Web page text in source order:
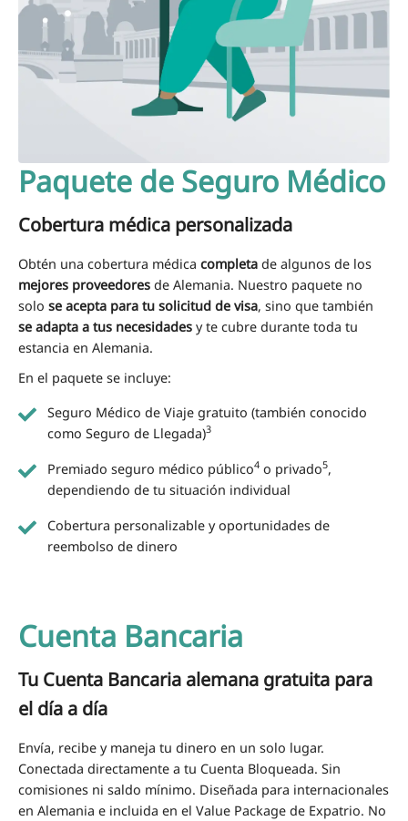
Paquete de Seguro Médico
Cobertura médica personalizada
Obtén una cobertura médica completa de algunos de los
mejores proveedores de Alemania. Nuestro paquete no
solo se acepta para tu solicitud de visa, sino que también
se adapta a tus necesidades y te cubre durante toda tu
estancia en Alemania.
En el paquete se incluye:
Seguro Médico de Viaje gratuito (también conocido
como Seguro de Llegada)3
Premiado seguro médico público4 o privado5,
dependiendo de tu situación individual
Cobertura personalizable y oportunidades de
reembolso de dinero
Cuenta Bancaria
Tu Cuenta Bancaria alemana gratuita para
el día a día
Envía, recibe y maneja tu dinero en un solo lugar.
Conectada directamente a tu Cuenta Bloqueada. Sin
comisiones ni saldo mínimo. Diseñada para internacionales
en Alemania e incluida en el Value Package de Expatrio. No